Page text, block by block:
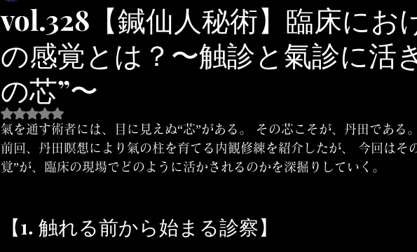
vol.328【鍼仙人秘術】臨床にお
の感覚とは？〜触診と氣診に活
の芯”〜
5つ星のうちNaNと評価されています。
氣を通す術者には、目に見えぬ“芯”がある。 その芯こそが、丹田である。
前回、丹田瞑想により氣の柱を育てる内観修練を紹介したが、 今回はそ
覚”が、臨床の現場でどのように活かされるのかを深掘りしていく。
【1. 触れる前から始まる診察】